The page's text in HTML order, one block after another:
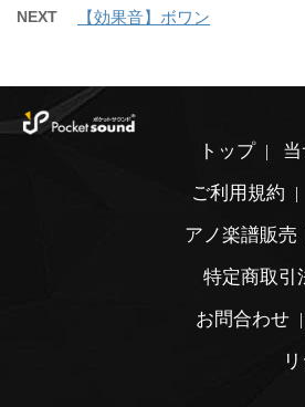
NEXT 【効果音】ボワン
トップ
ご利用規約
アノ楽譜販売
特定商取引
お問合わせ